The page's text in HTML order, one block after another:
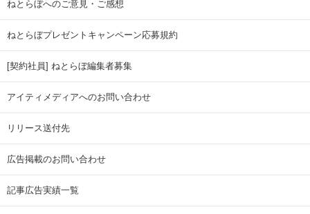
ねとらぼへのご意見・ご感想
ねとらぼプレゼントキャンペーン応募規約
[契約社員] ねとらぼ編集者募集
アイティメディアへのお問い合わせ
リリース送付先
広告掲載のお問い合わせ
記事広告実績一覧